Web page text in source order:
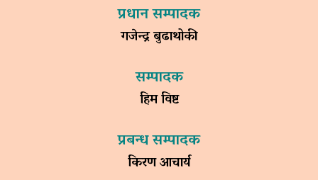
प्रधान सम्पादक
गजेन्द्र बुढाथोकी
सम्पादक
हिम विष्ट
प्रबन्ध सम्पादक
किरण आचार्य